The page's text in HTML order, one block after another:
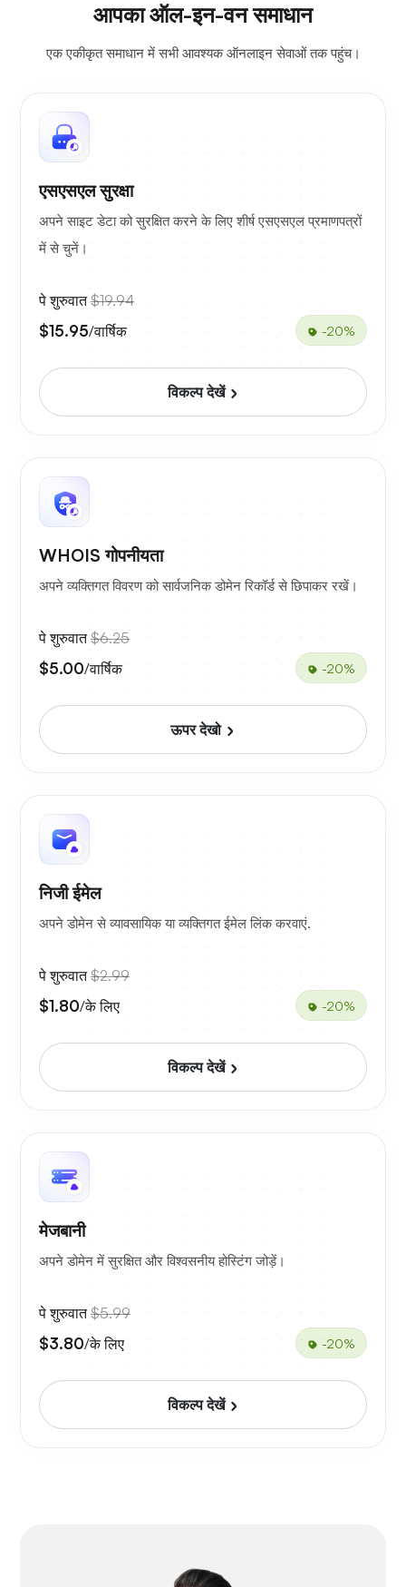
आपका ऑल-इन-वन समाधान
एक एकीकृत समाधान में सभी आवश्यक ऑनलाइन सेवाओं तक पहुंच।
एसएसएल सुरक्षा
अपने साइट डेटा को सुरक्षित करने के लिए शीर्ष एसएसएल प्रमाणपत्रों
में से चुनें।
पे शुरुवात$19.94
$15.95/वार्षिक -20%
विकल्प देखें
WHOIS गोपनीयता
अपने व्यक्तिगत विवरण को सार्वजनिक डोमेन रिकॉर्ड से छिपाकर रखें।
पे शुरुवात$6.25
$5.00/वार्षिक -20%
ऊपर देखो
निजी ईमेल
अपने डोमेन से व्यावसायिक या व्यक्तिगत ईमेल लिंक करवाएं.
पे शुरुवात$2.99
$1.80/के लिए -20%
विकल्प देखें
मेजबानी
अपने डोमेन में सुरक्षित और विश्वसनीय होस्टिंग जोड़ें।
पे शुरुवात$5.99
$3.80/के लिए -20%
विकल्प देखें